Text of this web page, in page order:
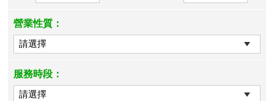
營業性質：
服務時段：